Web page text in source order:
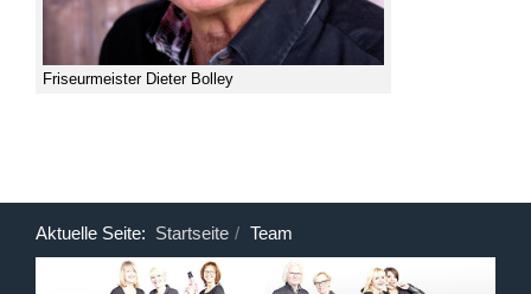
Friseurmeister Dieter Bolley
Aktuelle Seite: Startseite Team